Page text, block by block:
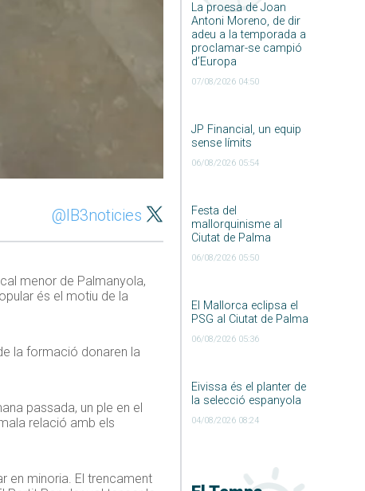
La proesa de Joan
Antoni Moreno, de dir
adeu a la temporada a
proclamar-se campió
d’Europa
07/08/2026 04:50
JP Financial, un equip
sense límits
06/08/2026 05:54
Festa del
mallorquinisme al
Ciutat de Palma
06/08/2026 05:50
El Mallorca eclipsa el
PSG al Ciutat de Palma
06/08/2026 05:36
Eivissa és el planter de
la selecció espanyola
04/08/2026 08:24
@IB3noticies
menor de Palmanyola,
és el motiu de la
la formació donaren la
passada, un ple en el
relació amb els
en minoria. El trencament